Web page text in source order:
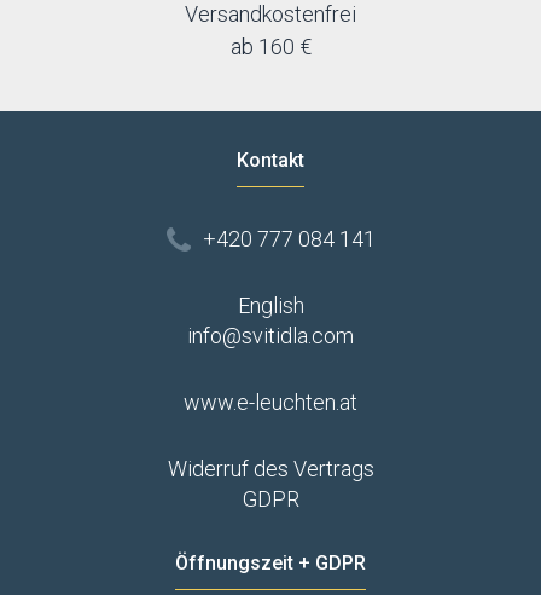
Versandkostenfrei
ab 160 €
Kontakt
+420 777 084 141
English
info@svitidla.com
www.e-leuchten.at
Widerruf des Vertrags
GDPR
Öffnungszeit + GDPR